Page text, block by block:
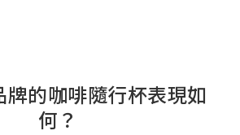
牌的咖啡隨行杯表現如
何？